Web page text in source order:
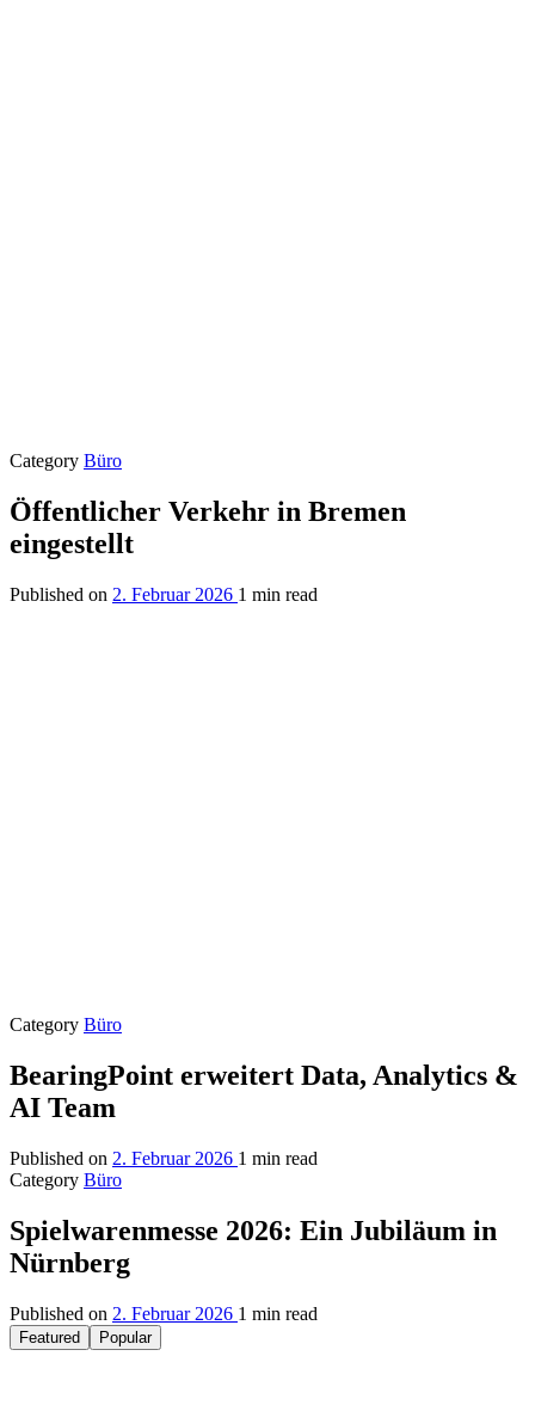
Category Büro
Öffentlicher Verkehr in Bremen
eingestellt
Published on 2. Februar 2026 1 min read
Category Büro
BearingPoint erweitert Data, Analytics &
AI Team
Published on 2. Februar 2026 1 min read
Category Büro
Spielwarenmesse 2026: Ein Jubiläum in
Nürnberg
Published on 2. Februar 2026 1 min read
Featured Popular